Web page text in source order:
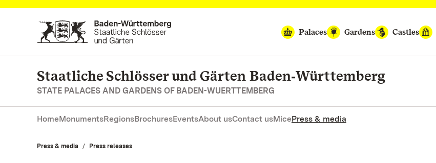
Navigate to main page
Palaces
Gardens Castles
Staatliche Schlösser und Gärten Baden‑Württemberg
STATE PALACES AND GARDENS OF BADEN-WUERTTEMBERG
HomeMonumentsRegionsBrochuresEventsAbout usContact usMicePress & media
Press & media Press releases